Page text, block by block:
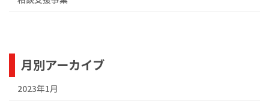
月別アーカイブ
2023年1月